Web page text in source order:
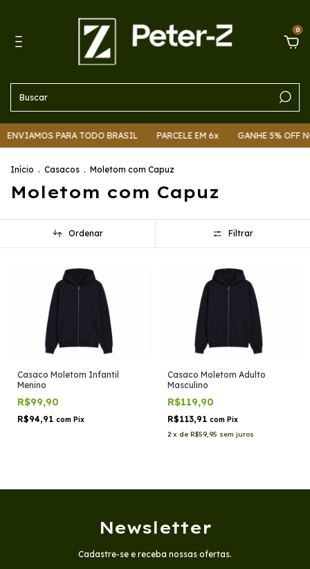
0
ENVIAMOS PARA TODO BRASIL PARCELE EM 6x GANHE 5% OFF
Início . Casacos . Moletom com Capuz
Moletom com Capuz
Ordenar Filtrar
Casaco Moletom Infantil
Menino
R$99,90
R$94,91 com Pix
Casaco Moletom Adulto
Masculino
R$119,90
R$113,91 com Pix
2 x de R$59,95 sem juros
Newsletter
Cadastre-se e receba nossas ofertas.